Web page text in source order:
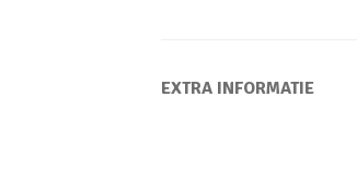
EXTRA INFORMATIE